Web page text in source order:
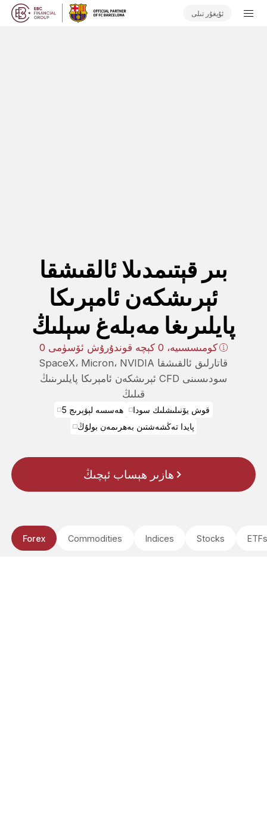
ئۇيغۇر تىلى
بىر قېتىمدىلا ئالقىشقا
ئېرىشكەن ئامېرىكا
پايلىرىغا مەبلەغ سېلىڭ
0 كومىسسىيە، 0 كېچە قوندۇرۇش ئۆسۈمى
SpaceX، Micron، NVIDIA قاتارلىق ئالقىشقا
ئېرىشكەن ئامېرىكا پايلىرىنىڭ CFD سودىسىنى
قىلىڭ
5 ھەسسە لېۋېرىج
قوش يۆنىلىشلىك سودا
پايدا تەڭشەشتىن بەھرىمەن بولۇڭ
ھازىر ھېساب ئېچىڭ
Forex Commodities Indices Stocks